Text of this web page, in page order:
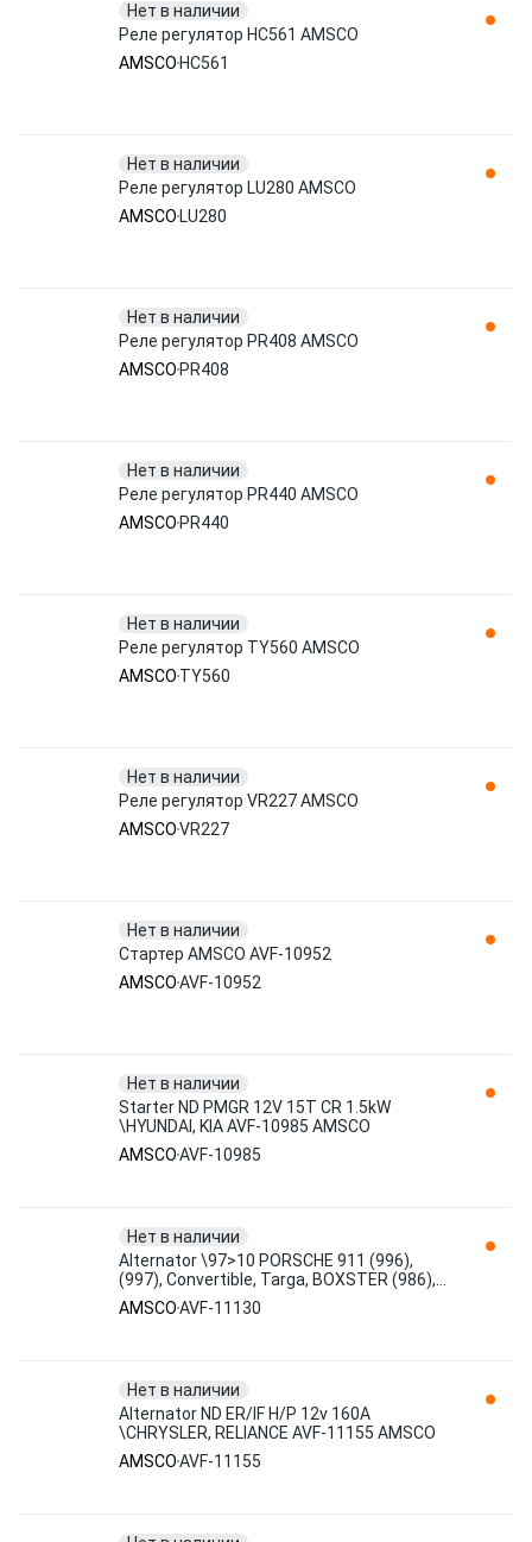
Нет в наличии
Реле регулятор HC561 AMSCO
AMSCO HC561
Нет в наличии
Реле регулятор LU280 AMSCO
AMSCO LU280
Нет в наличии
Реле регулятор PR408 AMSCO
AMSCO PR408
Нет в наличии
Реле регулятор PR440 AMSCO
AMSCO PR440
Нет в наличии
Реле регулятор TY560 AMSCO
AMSCO TY560
Нет в наличии
Реле регулятор VR227 AMSCO
AMSCOVR227
Нет в наличии
Стартер AMSCO AVF-10952
AMSCOAVF-10952
Нет в наличии
Starter ND PMGR 12V 15T CR 1.5kW
\HYUNDAI, KIA AVF-10985 AMSCO
AMSCOAVF-10985
Нет в наличии
Alternator \97>10 PORSCHE 911 (996),
(997), Convertible, Targa, BOXSTER (986),
(987) AVF-11130 AMSCO
AMSCOAVF-11130
Нет в наличии
Alternator ND ER/IF H/P 12v 160A
\CHRYSLER, RELIANCE AVF-11155 AMSCO
AMSCOAVF-11155